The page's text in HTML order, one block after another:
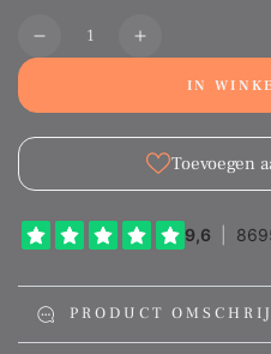
Aantal
TranslationTranslation
IN
Toevoegen
PRODUCT